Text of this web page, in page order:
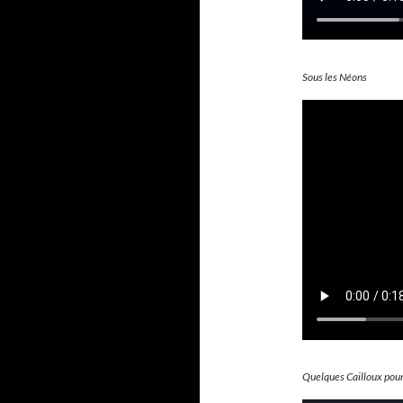
Sous les Néons
Quelques Cailloux